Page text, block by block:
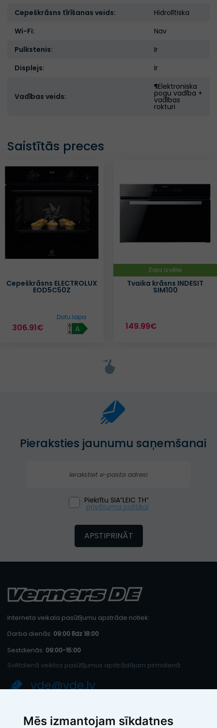
Mēs izmantojam sīkdatnes
Cepeškrāsns tīrīšanas veids:
Hidrolītiska
Wi-Fi:
Nav
Pulkstenis:
Ir
Displejs:
Ir
Vadības veids:
¶Elektroniska
pogu vadība +
vadības
rokturi
Saistītās preces
Cepeškrāsns ELECTROLUX
EOD5C50Z
306.91€ A
Datu lapa
Zaļa Izvēle
Tvaika krāsns INDESIT
SIM100
149.99€
Pieraksties jaunumu saņemšanai
Piekrītu SIA”LEIC TH”
privātuma politikai
APSTIPRINĀT
Interneta veikala pasūtījumu apstrāde notiek:
Darba dienās: 09:00 līdz 18:00
Sestdienās: 09:00-15:00
Svētdienā veiktos pasūtījumus apstrādājam pirmdienā.
vde@vde.lv
SIA "LEIC TH"